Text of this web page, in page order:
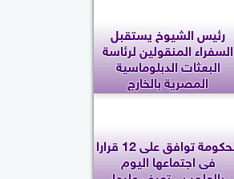
رئيس الشيوخ يستقبل
السفراء المنقولين لرئاسة
البعثات الدبلوماسية
المصرية بالخارج
الحكومة توافق على 12 قرارا
فى اجتماعها اليوم